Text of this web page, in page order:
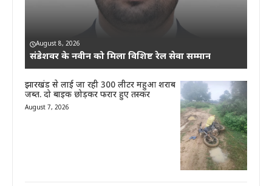
August 8, 2026
संडेशवर के नवीन को मिला विशिष्ट रेल सेवा सम्मान
झारखंड से लाई जा रही 300 लीटर महुआ शराब
जब्त. दो बाइक छोड़कर फरार हुए तस्कर
August 7, 2026